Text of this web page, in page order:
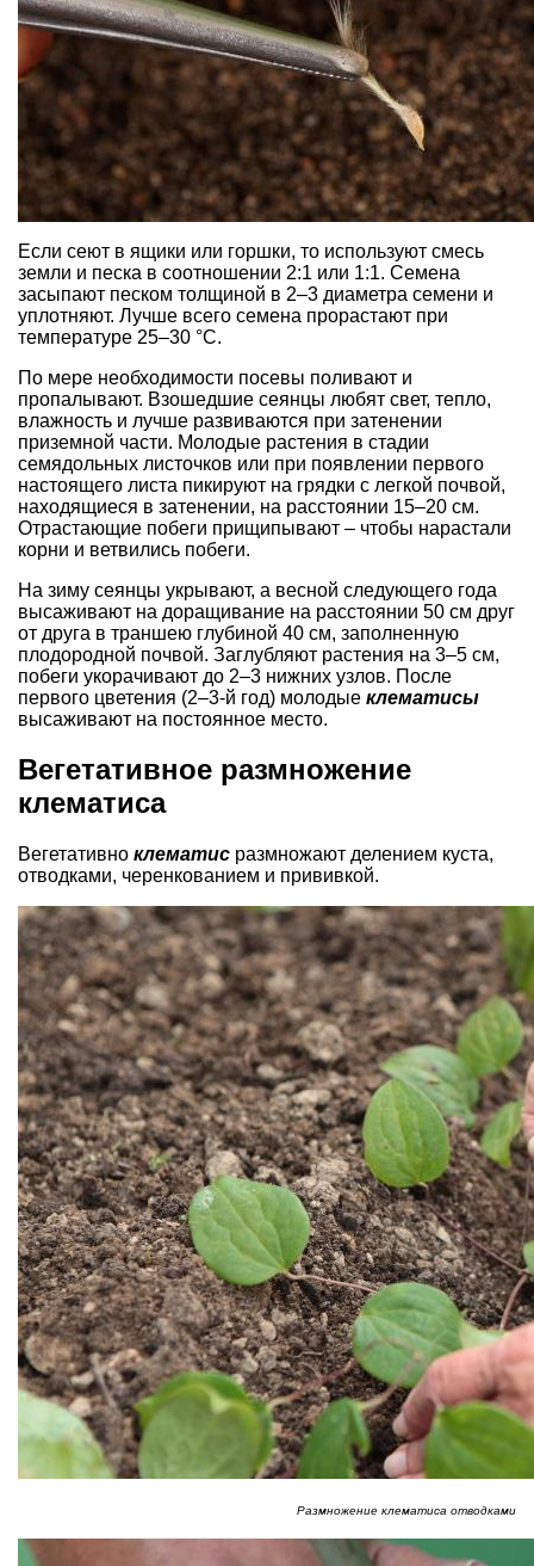
Если сеют в ящики или горшки, то используют смесь
земли и песка в соотношении 2:1 или 1:1. Семена
засыпают песком толщиной в 2–3 диаметра семени и
уплотняют. Лучше всего семена прорастают при
температуре 25–30 °С.
По мере необходимости посевы поливают и
пропалывают. Взошедшие сеянцы любят свет, тепло,
влажность и лучше развиваются при затенении
приземной части. Молодые растения в стадии
семядольных листочков или при появлении первого
настоящего листа пикируют на грядки с легкой почвой,
находящиеся в затенении, на расстоянии 15–20 см.
Отрастающие побеги прищипывают – чтобы нарастали
корни и ветвились побеги.
На зиму сеянцы укрывают, а весной следующего года
высаживают на доращивание на расстоянии 50 см друг
от друга в траншею глубиной 40 см, заполненную
плодородной почвой. Заглубляют растения на 3–5 см,
побеги укорачивают до 2–3 нижних узлов. После
первого цветения (2–3-й год) молодые клематисы
высаживают на постоянное место.
Вегетативное размножение
клематиса
Вегетативно клематис размножают делением куста,
отводками, черенкованием и прививкой.
Размножение клематиса отводками